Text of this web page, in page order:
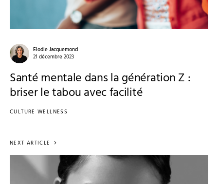
Elodie Jacquemond
21 décembre 2023
Santé mentale dans la génération Z :
briser le tabou avec facilité
CULTURE WELLNESS
NEXT ARTICLE